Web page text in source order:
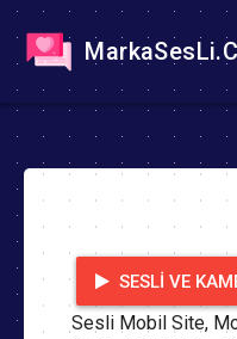
SESLI VE
Sesli Mobil Site,